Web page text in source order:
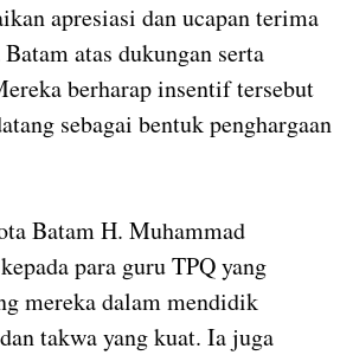
apresiasi dan ucapan terima
atas dukungan serta
berharap insentif tersebut
sebagai bentuk penghargaan
Batam H. Muhammad
para guru TPQ yang
mereka dalam mendidik
takwa yang kuat. Ia juga